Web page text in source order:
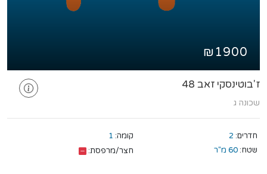
₪1900
ז'בוטינסקי זאב 48
שכונה ג
חדרים: 2 קומה: 1
שטח: 60 מ"ר חצר/מרפסת: